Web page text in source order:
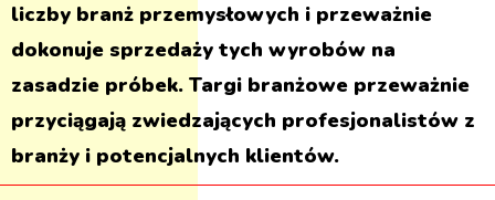
liczby branż przemysłowych i przeważnie
dokonuje sprzedaży tych wyrobów na
zasadzie próbek. Targi branżowe przeważnie
przyciągają zwiedzających profesjonalistów z
branży i potencjalnych klientów.